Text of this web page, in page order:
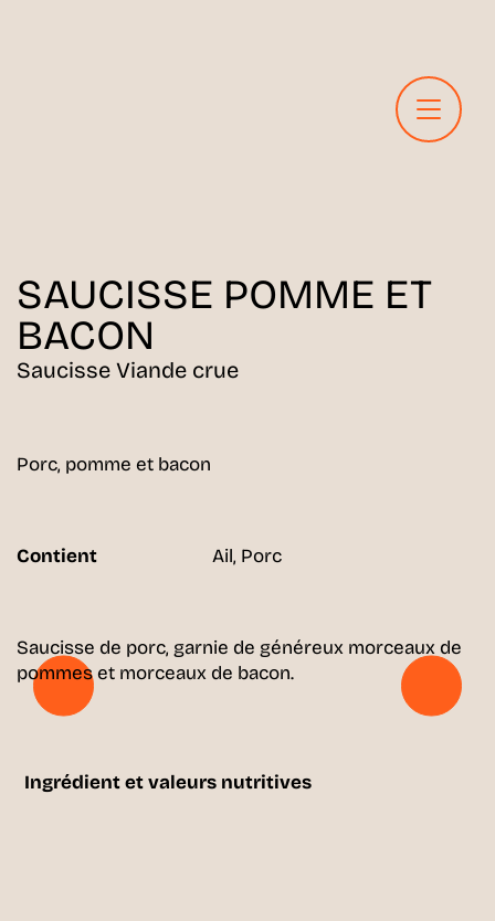
SAUCISSE POMME ET
BACON
Saucisse Viande crue
Porc, pomme et bacon
Contient Ail, Porc
Saucisse de porc, garnie de généreux morceaux de
pommes et morceaux de bacon.
Ingrédient et valeurs nutritives